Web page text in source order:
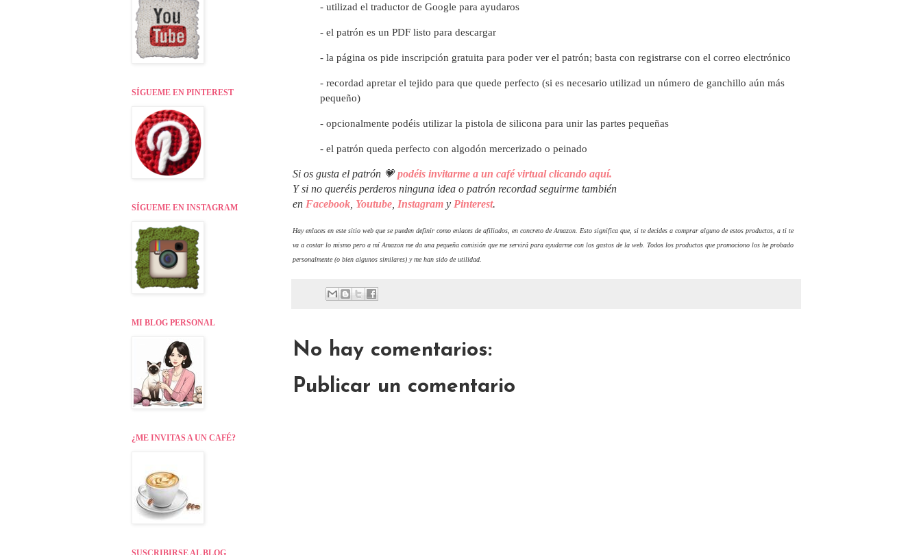
- utilizad el traductor de Google para ayudaros
- el patrón es un PDF listo para descargar
- la página os pide inscripción gratuita para poder ver el patrón; basta con registrarse con el correo electrónico
- recordad apretar el tejido para que quede perfecto (si es necesario utilizad un número de ganchillo aún más
pequeño)
- opcionalmente podéis utilizar la pistola de silicona para unir las partes pequeñas
- el patrón queda perfecto con algodón mercerizado o peinado
Si os gusta el patrón 💗podéis invitarme a un café virtual clicando aquí.
Y si no queréis perderos ninguna idea o patrón recordad seguirme también
en Facebook Youtube Instagram y Pinterest.
Hay enlaces en este sitio web que se pueden definir como enlaces de afiliados, en concreto de Amazon. Esto significa que, si te decides a comprar alguno de estos productos, a ti te
va a costar lo mismo pero a mí Amazon me da una pequeña comisión que me servirá para ayudarme con los gastos de la web. Todos los productos que promociono los he probado
personalmente (o bien algunos similares) y me han sido de utilidad.
No hay comentarios:
Publicar un comentario
SÍGUEME EN PINTEREST
SÍGUEME EN INSTAGRAM
MI BLOG PERSONAL
¿ME INVITAS A UN CAFÉ?
SUSCRIBIRSE AL BLOG